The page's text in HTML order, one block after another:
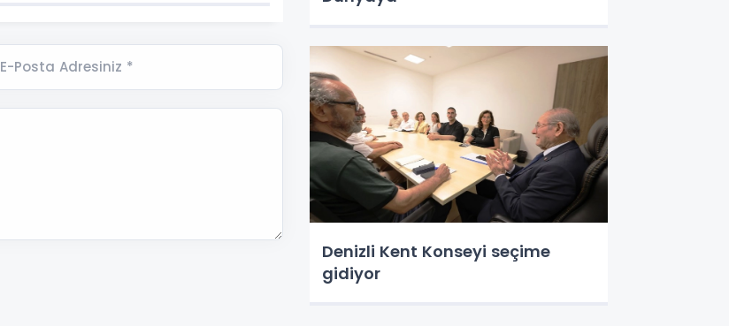
E-Posta Adresiniz *
Denizli Kent Konseyi seçime
gidiyor